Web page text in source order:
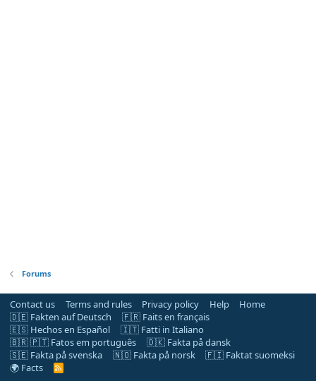
Forums
Contact us Terms and rules Privacy policy Help
Home
🇩🇪 Fakten auf Deutsch
🇫🇷 Faits en français
🇪🇸 Hechos en Español
🇮🇹 Fatti in Italiano
🇧🇷 🇵🇹 Fatos em português
🇩🇰 Fakta på dansk
🇸🇪 Fakta på svenska
🇳🇴 Fakta på norsk
🇫🇮 Faktat suomeksi
🌍 Facts
R